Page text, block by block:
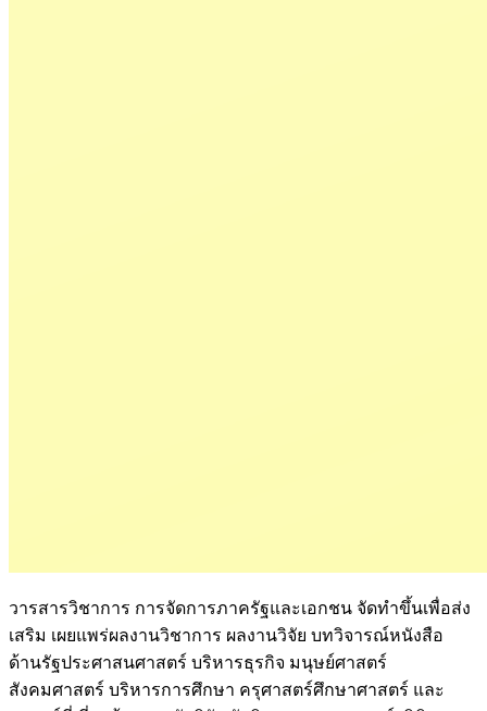
วารสารวิชาการ การจัดการภาครัฐและเอกชน จัดทำขึ้นเพื่อส่ง
เสริม เผยแพร่ผลงานวิชาการ ผลงานวิจัย บทวิจารณ์หนังสือ
ด้านรัฐประศาสนศาสตร์ บริหารธุรกิจ มนุษย์ศาสตร์
สังคมศาสตร์ บริหารการศึกษา ครุศาสตร์ศึกษาศาสตร์ และ